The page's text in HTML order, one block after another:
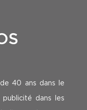
40 ans dans le
dans les